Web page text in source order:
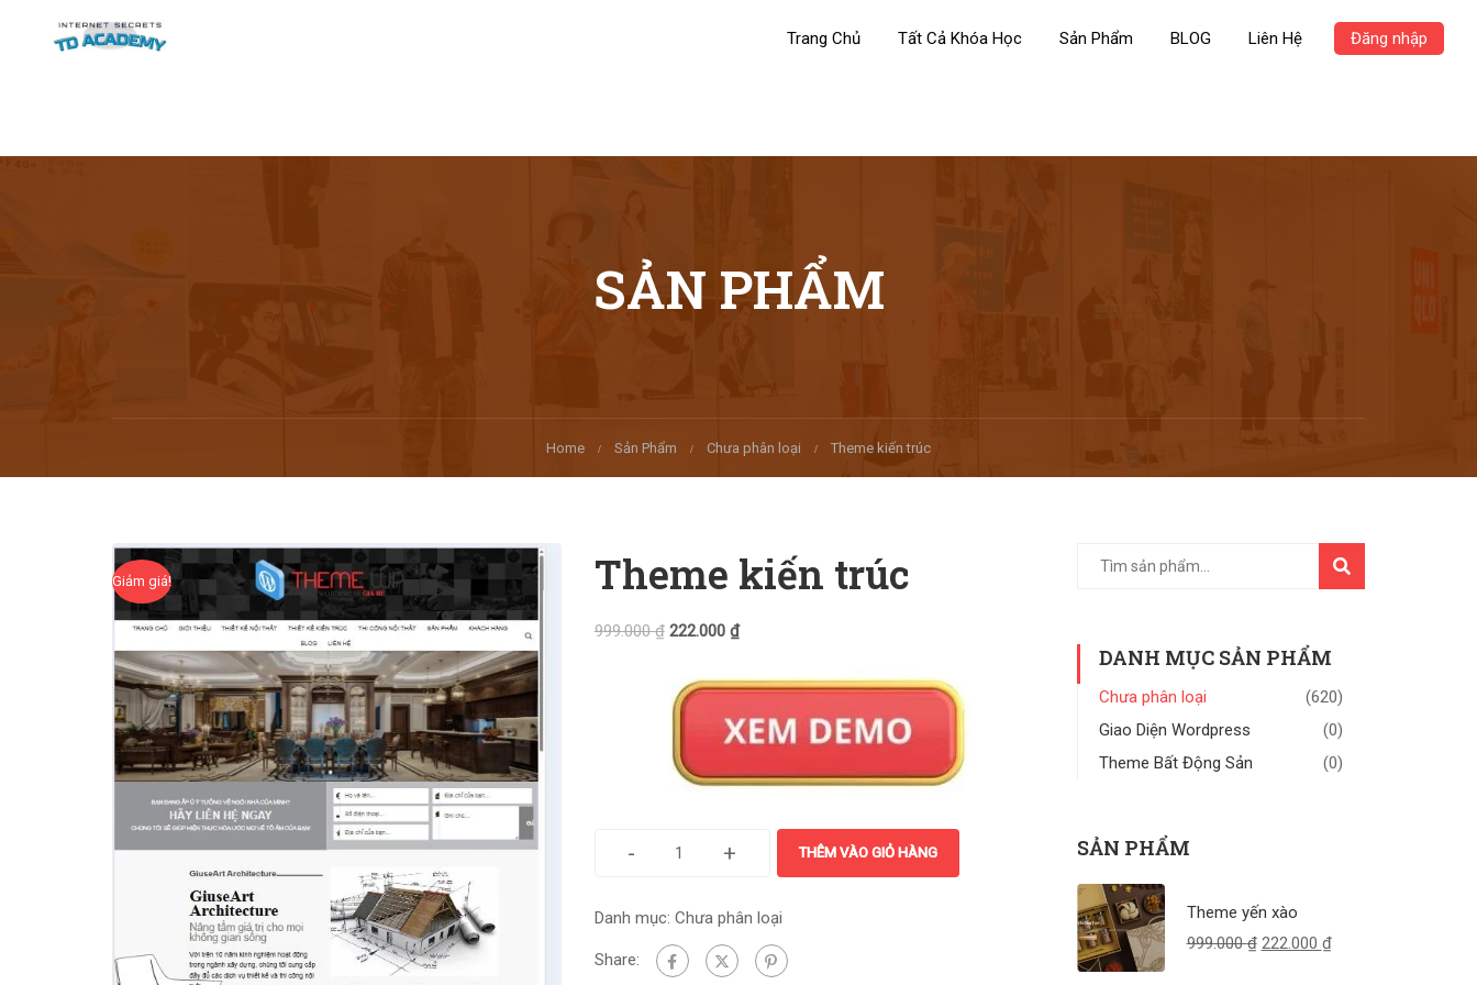
Trang Chủ Tất Cả Khóa Học Sản Phẩm BLOG Liên Hệ Đăng nhập
SẢN PHẨM
Home Sản Phẩm Chưa phân loại Theme kiến trúc
Giảm giá! Theme kiến trúc
999.000₫ 222.000 ₫
- + THÊM VÀO GIỎ HÀNG
Danh mục: Chưa phân loại
Share:
TÌM
KIẾM
DANH MỤC SẢN PHẨM
Chưa phân loại
(620)
Giao Diện Wordpress
(0)
Theme Bất Động Sản
(0)
SẢN PHẨM
Theme yến xào
999.000₫ 222.000 ₫